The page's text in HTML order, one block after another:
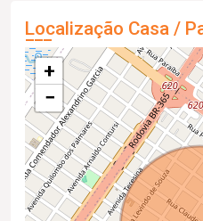
Localização Casa /
+
−